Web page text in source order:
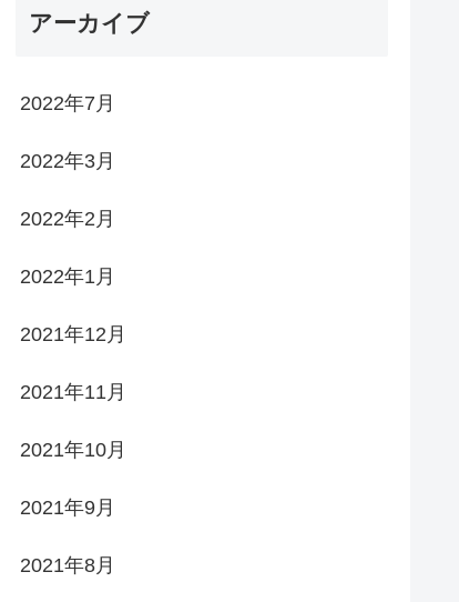
アーカイブ
2022年7月
2022年3月
2022年2月
2022年1月
2021年12月
2021年11月
2021年10月
2021年9月
2021年8月